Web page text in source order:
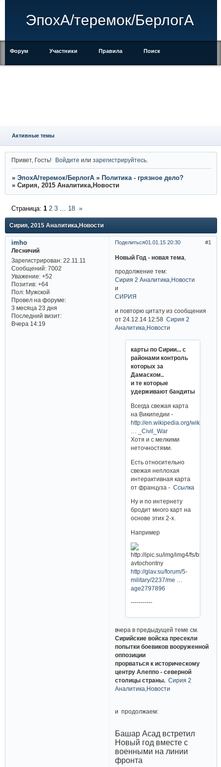
ЭпохА/теремок/БерлогА
Форум Участники Правила Поиск
Активные темы
Привет, Гость! Войдите илизарегистрируйтесь
» ЭпохА/теремок/БерлогА » Политика - грязное дело?
» Сирия, 2015 Аналитика,Новости
Сирия, 2015 Аналитика,Новости
Страница: 1 2 3 … 18 »
Поделиться 1
01.01.15 20:30
imho
Лесничий
Зарегистрирован: 22.11.11
Сообщений:7002
Уважение: +52
Позитив: +64
Пол:Мужской
Провел на форуме:
3 месяца 23 дня
Последний визит:
Вчера 14:19
Новый Год - новая тема
продолжение тем:
Сирия 2 Аналитика,Новости
и
СИРИЯ
и повторю цитату из сообщения
от 24.12.14 12:58Сирия 2
Аналитика,Новости
карты по Сирии... с
районами контроль
которых за
Дамаском..
и те которые
удерживают бандиты
Всегда свежая карта
на Википедии -
http://en.wikipedia.org/wiki/
… _Civil_War
Хотя и с мелкими
неточностями.
Есть относительно
свежая неплохая
интерактивная карта
от француза -Ссылка
Ну и по интернету
бродит много карт на
основе этих 2-х.
Например
avtochontny
http://glav.su/forum/5-
military/2237/me …
age2797896
-----------
вчера в предыдущей теме см.
Сирийские войска пресекли
попытки боевиков вооруженной
оппозиции
прорваться к историческому
центру Алеппо - северной
столицы страны. Сирия 2
Аналитика,Новости
и продолжаем:
Башар Асад встретил
Новый год вместе с
военными на линии
фронта